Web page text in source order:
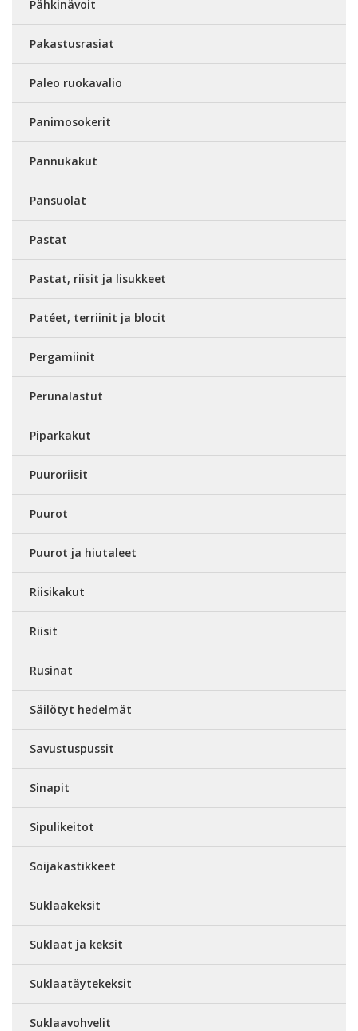
Pähkinävoit
Pakastusrasiat
Paleo ruokavalio
Panimosokerit
Pannukakut
Pansuolat
Pastat
Pastat, riisit ja lisukkeet
Patéet, terriinit ja blocit
Pergamiinit
Perunalastut
Piparkakut
Puuroriisit
Puurot
Puurot ja hiutaleet
Riisikakut
Riisit
Rusinat
Säilötyt hedelmät
Savustuspussit
Sinapit
Sipulikeitot
Soijakastikkeet
Suklaakeksit
Suklaat ja keksit
Suklaatäytekeksit
Suklaavohvelit